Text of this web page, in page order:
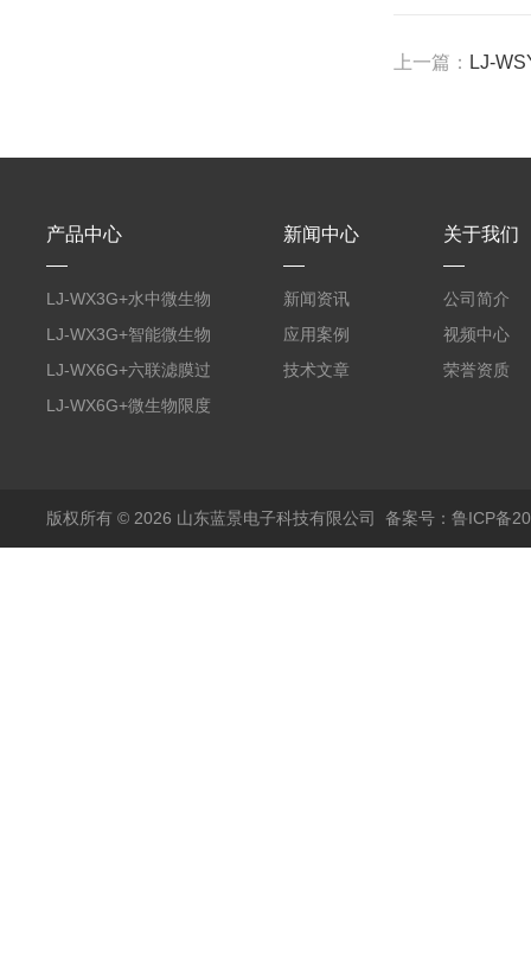
上一篇： LJ-
产品中心
LJ-WX3G+水中微生物
膜过滤装置
LJ-WX3G+智能微生物
限度仪
LJ-WX6G+六联滤膜过
滤器
LJ-WX6G+微生物限度
新闻中心
新闻资讯
应用案例
技术文章
关于我们
公司简介
视频中心
荣誉资质
版权所有 © 2026 山东蓝景电子科技有限公司 备案号：鲁ICP备